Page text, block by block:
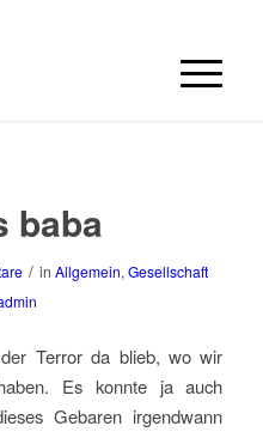
baba
/ inAllgemein,Gesellschaft
Terror da blieb, wo wir
Es konnte ja auch
Gebaren irgendwann